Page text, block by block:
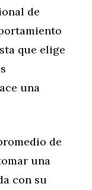
de
que elige
una
de
una
con su